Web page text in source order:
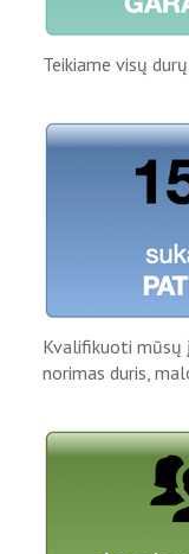
Teikiame visų
Kvalifikuoti mūsų
norimas duris,